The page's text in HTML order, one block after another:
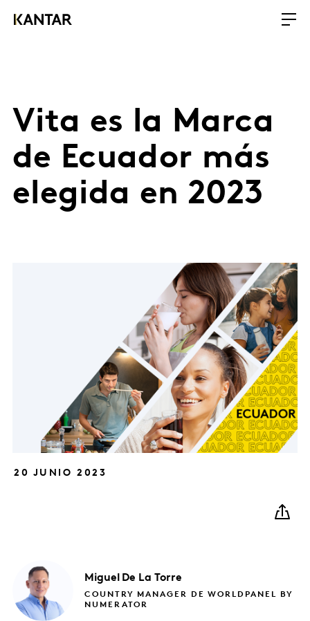
Vita es la Marca
de Ecuador más
elegida en 2023
20 JUNIO 2023
Miguel De La Torre
COUNTRY MANAGER DE WORLDPANEL BY
NUMERATOR